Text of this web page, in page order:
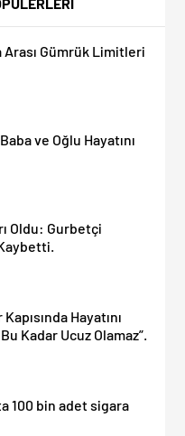
Gümrük Limitleri
ve Oğlu Hayatını
Oldu: Gurbetçi
Hayatını
Kadar Ucuz Olamaz”.
100 bin adet sigara